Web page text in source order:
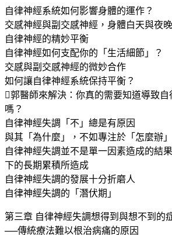
自律神經系統如何影響身體的運作？
交感神經與副交感神經，身體白天與夜
自律神經的精妙平衡
自律神經如何支配你的「生活細節」？
交感與副交感神經的微妙合作
如何讓自律神經系統保持平衡？
郭醫師來解決：你真的需要知道導致自
嗎？
自律神經失調「不」總是有原因
與其「為什麼」，不如專注於「怎麼辦」
自律神經失調並不是單一因素造成的結
下的長期累積所造成
自律神經失調的發展十分折磨人
自律神經失調的「潛伏期」
第三章 自律神經失調想得到與想不到的
──傳統療法難以根治病痛的原因